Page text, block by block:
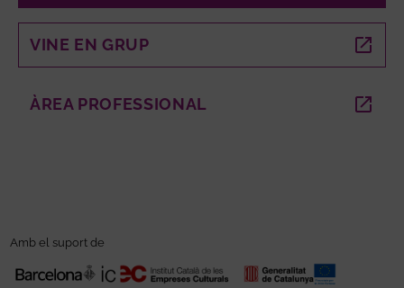
VINE EN GRUP
ÀREA PROFESSIONAL ABRE EN NUEVA VENTANA
Amb el suport de